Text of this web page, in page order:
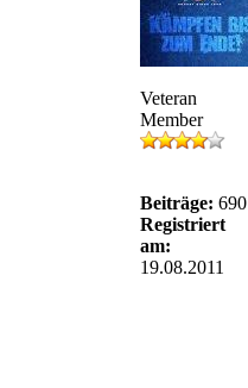
Veteran
Member
Beiträge: 690
Registriert
am:
19.08.2011